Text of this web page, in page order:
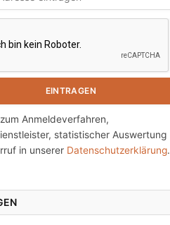
Anmeldeverfahren,
statistischer Auswertung
in unserer Datenschutzerklärung.